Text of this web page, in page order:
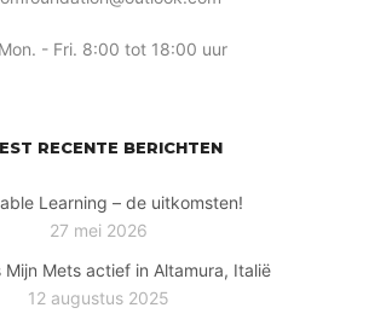
Mon. - Fri. 8:00 tot 18:00 uur
RECENTE BERICHTEN
Learning – de uitkomsten!
27 mei 2026
Mijn Mets actief in Altamura, Italië
12 augustus 2025